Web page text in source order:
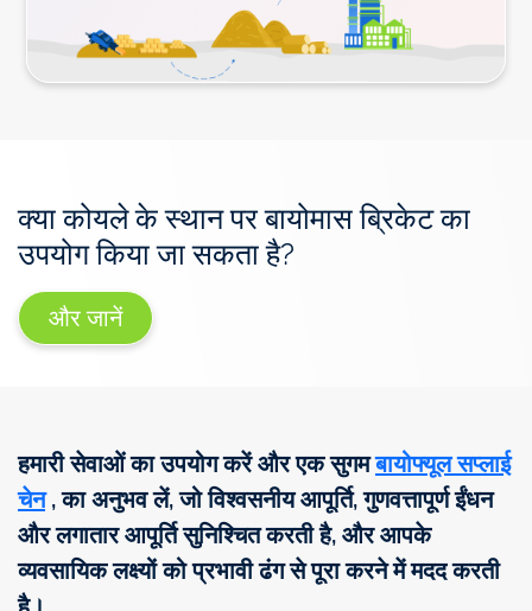
क्या कोयले के स्थान पर बायोमास ब्रिकेट का
उपयोग किया जा सकता है?
और जानें
हमारी सेवाओं का उपयोग करें और एक सुगमबायोफ्यूल सप्लाई
चेन, का अनुभव लें, जो विश्वसनीय आपूर्ति, गुणवत्तापूर्ण ईंधन
और लगातार आपूर्ति सुनिश्चित करती है, और आपके
व्यवसायिक लक्ष्यों को प्रभावी ढंग से पूरा करने में मदद करती